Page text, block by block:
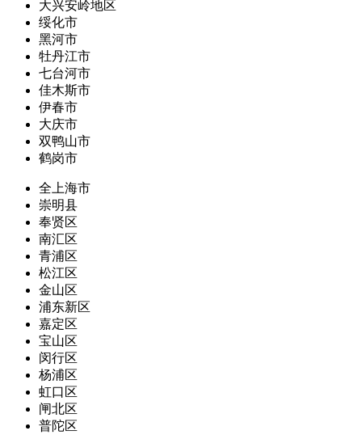
大兴安岭地区
绥化市
黑河市
牡丹江市
七台河市
佳木斯市
伊春市
大庆市
双鸭山市
鹤岗市
全上海市
崇明县
奉贤区
南汇区
青浦区
松江区
金山区
浦东新区
嘉定区
宝山区
闵行区
杨浦区
虹口区
闸北区
普陀区